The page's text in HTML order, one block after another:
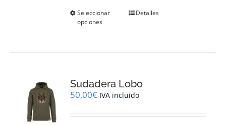
Seleccionar
opciones
Este
se
pueden
en
Detalles
Sudadera Lobo
50,00€ IVA incluido